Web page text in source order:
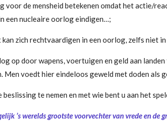
voor de mensheid betekenen omdat het actie/
een nucleaire oorlog eindigen…;
kan zich rechtvaardigen in een oorlog, zelfs niet
op door wapens, voertuigen en geld aan
Men voedt hier eindeloos geweld met doden
beslissing te nemen en met wie bent u aan het
’s werelds grootste voorvechter van vrede en de